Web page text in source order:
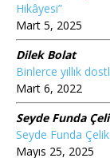
Hikâyesi”
Mart 5, 2025
Dilek Bolat
Binlerce yıllık
Mart 6, 2022
Seyde Funda
Seyde Funda
Mayıs 25, 2025